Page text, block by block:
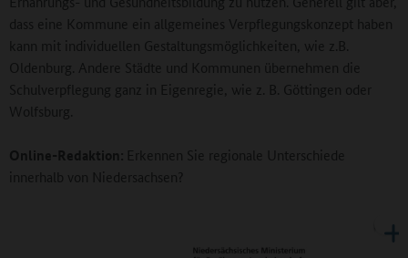
dass eine Kommune ein allgemeines Verpflegungskonzept haben
kann mit individuellen Gestaltungsmöglichkeiten, wie z.B.
Oldenburg. Andere Städte und Kommunen übernehmen die
Schulverpflegung ganz in Eigenregie, wie z. B. Göttingen oder
Wolfsburg.
Online-Redaktion: Erkennen Sie regionale Unterschiede
innerhalb von Niedersachsen?